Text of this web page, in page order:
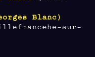
Blanc)
sur-